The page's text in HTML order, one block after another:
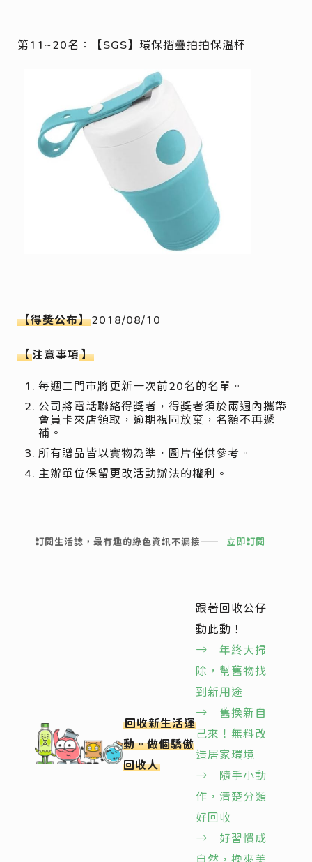
第11~20名：【SGS】環保摺疊拍拍保溫杯
【得獎公布】2018/08/10
【注意事項】
每週二門市將更新一次前20名的名單。
公司將電話聯絡得獎者，得獎者須於兩週內攜帶
會員卡來店領取，逾期視同放棄，名額不再遞
補。
所有贈品皆以實物為準，圖片僅供參考。
主辦單位保留更改活動辦法的權利。
訂閱生活誌，最有趣的綠色資訊不漏接—— 立即訂閱
回收新生活運
動。做個驕傲
回收人
跟著回收公仔
動此動！
→ 年終大掃
除，幫舊物找
到新用途
→ 舊換新自
己來！無料改
造居家環境
→ 隨手小動
作，清楚分類
好回收
→ 好習慣成
自然，換來美